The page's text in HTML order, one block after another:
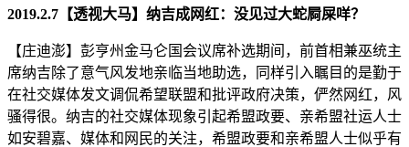
2019.2.7【透视大马】纳吉成网红：没见过大蛇屙屎咩？
【庄迪澎】彭亨州金马仑国会议席补选期间，前首相兼巫统主
席纳吉除了意气风发地亲临当地助选，同样引入瞩目的是勤于
在社交媒体发文调侃希望联盟和批评政府决策，俨然网红，风
骚得很。纳吉的社交媒体现象引起希盟政要、亲希盟社运人士
如安碧嘉、媒体和网民的关注，希盟政要和亲希盟人士似乎有